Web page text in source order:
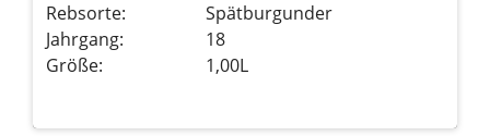
Rebsorte:
Spätburgunder
Jahrgang:
18
Größe:
1,00L